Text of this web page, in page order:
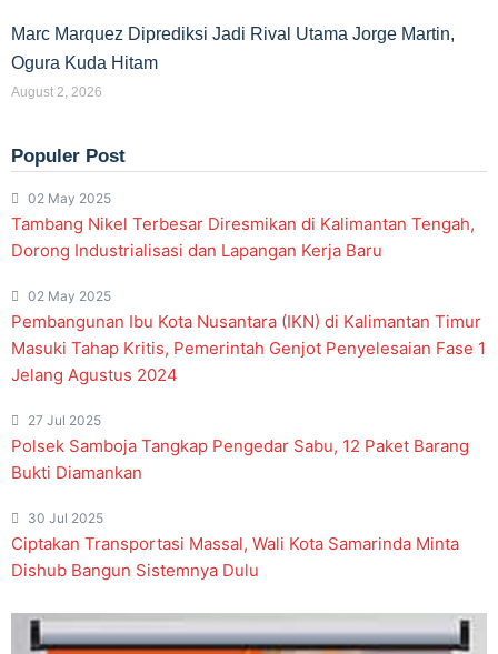
Marc Marquez Diprediksi Jadi Rival Utama Jorge Martin,
Ogura Kuda Hitam
August 2, 2026
Populer Post
02 May 2025
Tambang Nikel Terbesar Diresmikan di Kalimantan Tengah,
Dorong Industrialisasi dan Lapangan Kerja Baru
02 May 2025
Pembangunan Ibu Kota Nusantara (IKN) di Kalimantan Timur
Masuki Tahap Kritis, Pemerintah Genjot Penyelesaian Fase 1
Jelang Agustus 2024
27 Jul 2025
Polsek Samboja Tangkap Pengedar Sabu, 12 Paket Barang
Bukti Diamankan
30 Jul 2025
Ciptakan Transportasi Massal, Wali Kota Samarinda Minta
Dishub Bangun Sistemnya Dulu